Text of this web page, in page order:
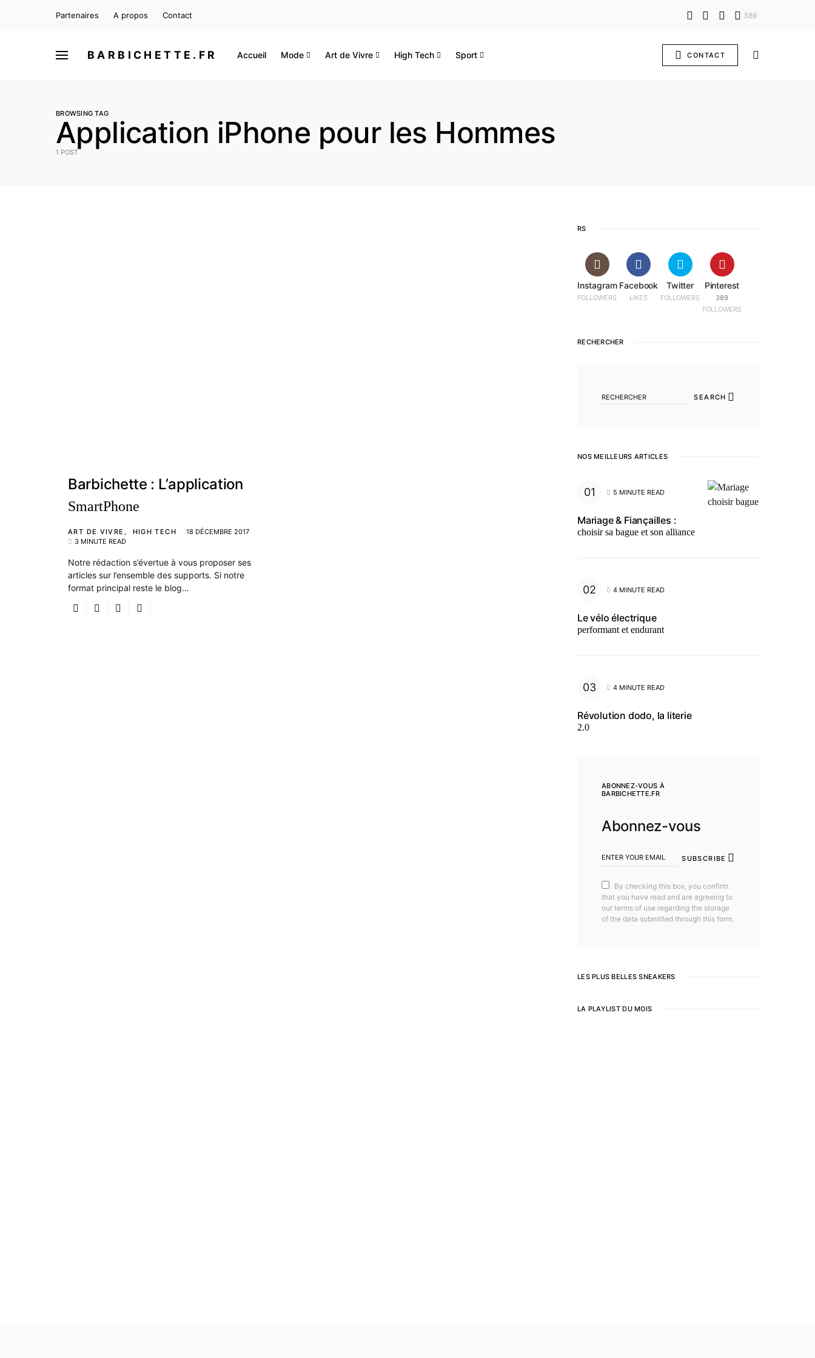
Partenaires A propos Contact 389
BARBICHETTE.FR Accueil Mode Art de Vivre High Tech Sport CONTACT
BROWSING TAG
Application iPhone pour les Hommes
1 POST
Barbichette : L’application
SmartPhone
ART DE VIVRE HIGH TECH
18 DÉCEMBRE 2017
3 MINUTE READ
Notre rédaction s’évertue à vous proposer ses
articles sur l’ensemble des supports. Si notre
format principal reste le blog…
RS
Instagram
FOLLOWERS
Facebook
LIKES
Twitter
FOLLOWERS
Pinterest
389
FOLLOWERS
RECHERCHER
SEARCH
NOS MEILLEURS ARTICLES
5 MINUTE READ
Mariage & Fiançailles :
choisir sa bague et son alliance
4 MINUTE READ
Le vélo électrique
performant et endurant
4 MINUTE READ
Révolution dodo, la literie
2.0
ABONNEZ-VOUS À
BARBICHETTE.FR
Abonnez-vous
SUBSCRIBE
By checking this box, you confirm
that you have read and are agreeing to
our terms of use regarding the storage
of the data submitted through this form.
LES PLUS BELLES SNEAKERS
LA PLAYLIST DU MOIS